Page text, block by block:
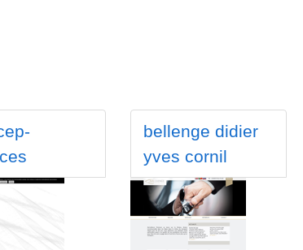
bellenge didier
yves cornil